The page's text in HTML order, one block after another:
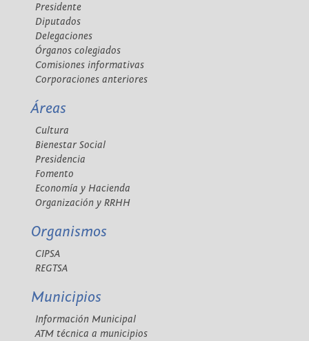
Presidente
Diputados
Delegaciones
Órganos colegiados
Comisiones informativas
Corporaciones anteriores
Áreas
Cultura
Bienestar Social
Presidencia
Fomento
Economía y Hacienda
Organización y RRHH
Organismos
CIPSA
REGTSA
Municipios
Información Municipal
ATM técnica a municipios